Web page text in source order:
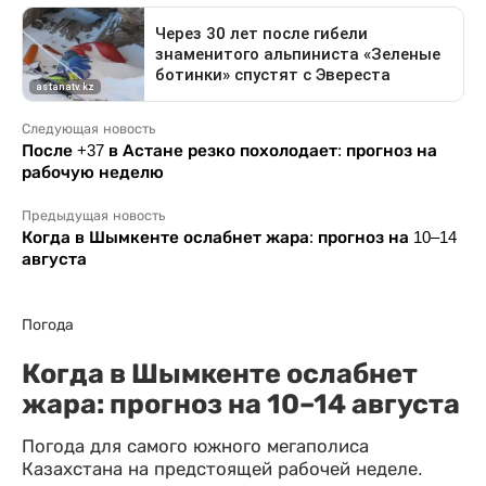
Следующая новость
После +37 в Астане резко похолодает: прогноз на
рабочую неделю
Предыдущая новость
Когда в Шымкенте ослабнет жара: прогноз на 10–14
августа
Погода
Когда в Шымкенте ослабнет
жара: прогноз на 10–14 августа
Погода для самого южного мегаполиса
Казахстана на предстоящей рабочей неделе.